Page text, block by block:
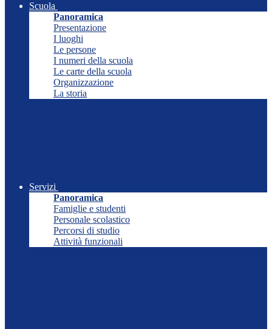
Scuola
Panoramica
Presentazione
I luoghi
Le persone
I numeri della scuola
Le carte della scuola
Organizzazione
La storia
Servizi
Panoramica
Famiglie e studenti
Personale scolastico
Percorsi di studio
Attività funzionali